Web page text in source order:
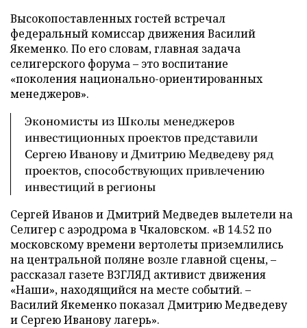
Высокопоставленных гостей встречал
федеральный комиссар движения Василий
Якеменко. По его словам, главная задача
селигерского форума – это воспитание
«поколения национально-ориентированных
менеджеров».
Экономисты из Школы менеджеров
инвестиционных проектов представили
Сергею Иванову и Дмитрию Медведеву ряд
проектов, способствующих привлечению
инвестиций в регионы
Сергей Иванов и Дмитрий Медведев вылетели на
Селигер с аэродрома в Чкаловском. «В 14.52 по
московскому времени вертолеты приземлились
на центральной поляне возле главной сцены, –
рассказал газете ВЗГЛЯД активист движения
«Наши», находящийся на месте событий. –
Василий Якеменко показал Дмитрию Медведеву
и Сергею Иванову лагерь».